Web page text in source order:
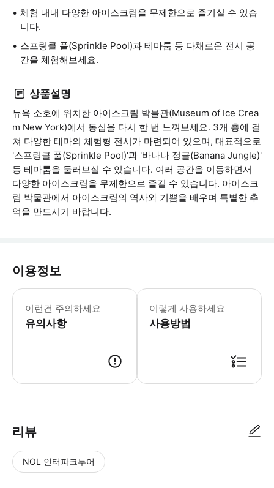
체험 내내 다양한 아이스크림을 무제한으로 즐기실 수 있습
니다.
스프링클 풀(Sprinkle Pool)과 테마룸 등 다채로운 전시 공
간을 체험해보세요.
상품설명
뉴욕 소호에 위치한 아이스크림 박물관(Museum of Ice Crea
m New York)에서 동심을 다시 한 번 느껴보세요. 3개 층에 걸
쳐 다양한 테마의 체험형 전시가 마련되어 있으며, 대표적으로
'스프링클 풀(Sprinkle Pool)'과 '바나나 정글(Banana Jungle)'
등 테마룸을 둘러보실 수 있습니다. 여러 공간을 이동하면서
다양한 아이스크림을 무제한으로 즐길 수 있습니다. 아이스크
림 박물관에서 아이스크림의 역사와 기쁨을 배우며 특별한 추
억을 만드시기 바랍니다.
이용정보
이런건 주의하세요
유의사항
어린이 규정: - 3세 미만 어린이는 무
이렇게 사용하세요
사용방법
리뷰
NOL 인터파크투어